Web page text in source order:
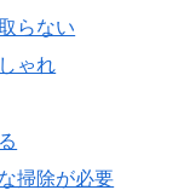
らない
ゃれ
掃除が必要